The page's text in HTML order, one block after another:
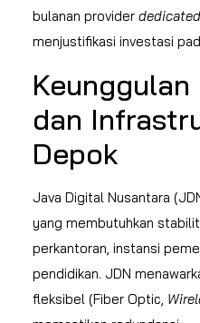
bulanan provider dedicated
menjustifikasi investasi
dan
Depok
Java Digital Nusantara
yang membutuhkan
perkantoran, instansi
pendidikan. JDN
fleksibel (Fiber Optic,